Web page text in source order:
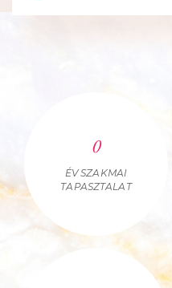
0
ÉV SZAKMAI
TAPASZTALAT